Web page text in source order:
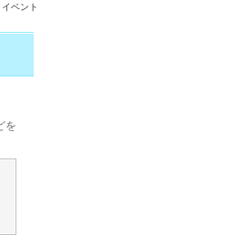
イベント
を